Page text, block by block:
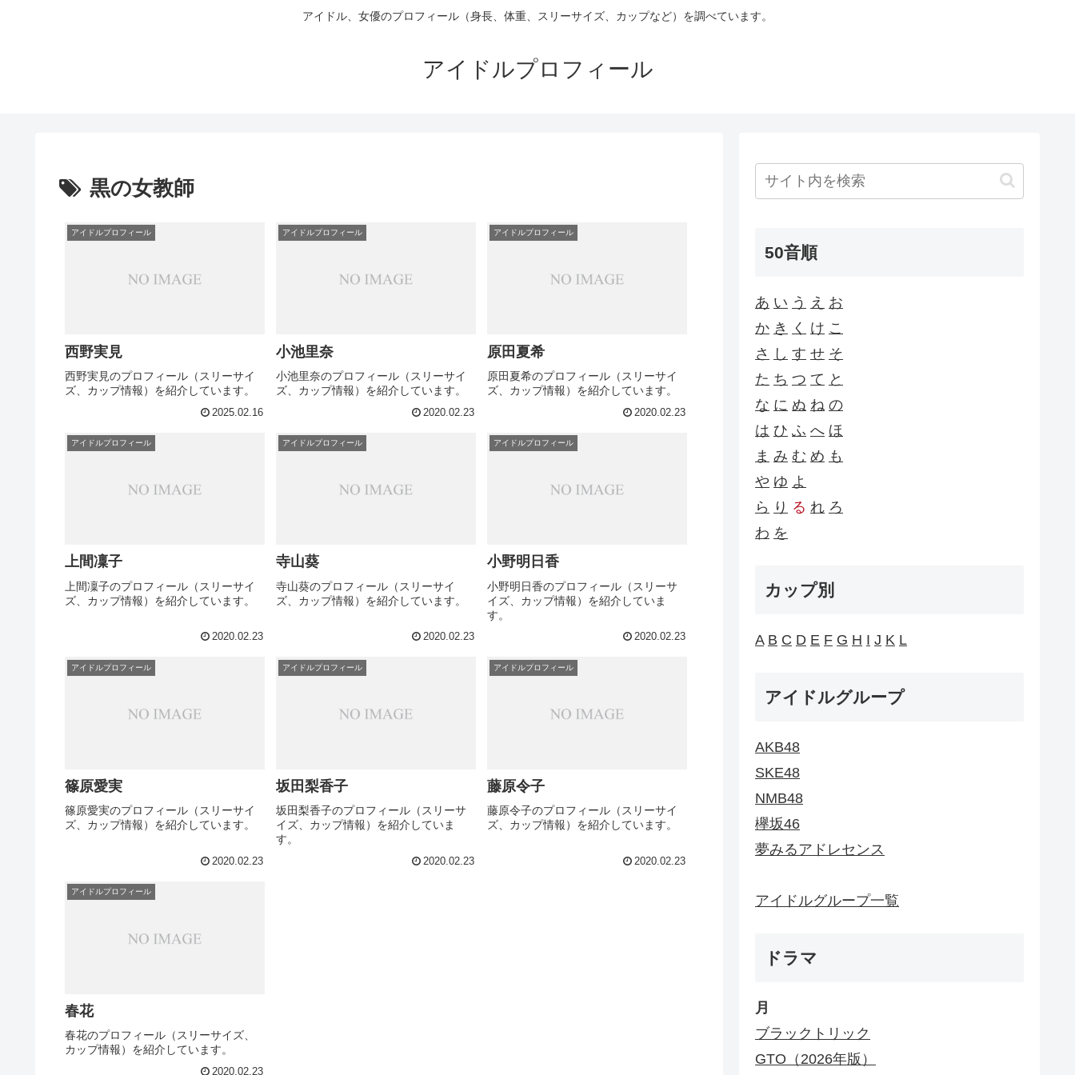
アイドル、女優のプロフィール（身長、体重、スリーサイズ、カップなど）を調べています。
アイドルプロフィール
黒の女教師
アイドルプロフィール
西野実見
西野実見のプロフィール（スリーサイ
ズ、カップ情報）を紹介しています。
2025.02.16
アイドルプロフィール
小池里奈
小池里奈のプロフィール（スリーサイ
ズ、カップ情報）を紹介しています。
2020.02.23
アイドルプロフィール
原田夏希
原田夏希のプロフィール（スリーサイ
ズ、カップ情報）を紹介しています。
2020.02.23
アイドルプロフィール
上間凜子
上間凜子のプロフィール（スリーサイ
ズ、カップ情報）を紹介しています。
2020.02.23
アイドルプロフィール
寺山葵
寺山葵のプロフィール（スリーサイ
ズ、カップ情報）を紹介しています。
2020.02.23
アイドルプロフィール
小野明日香
小野明日香のプロフィール（スリーサ
イズ、カップ情報）を紹介していま
す。
2020.02.23
アイドルプロフィール
篠原愛実
篠原愛実のプロフィール（スリーサイ
ズ、カップ情報）を紹介しています。
2020.02.23
アイドルプロフィール
坂田梨香子
坂田梨香子のプロフィール（スリーサ
イズ、カップ情報）を紹介していま
す。
2020.02.23
アイドルプロフィール
藤原令子
藤原令子のプロフィール（スリーサイ
ズ、カップ情報）を紹介しています。
2020.02.23
アイドルプロフィール
春花
春花のプロフィール（スリーサイズ、
カップ情報）を紹介しています。
2020.02.23
50音順
あ い う え お
か き く け こ
さ
し す せ そ
た ち つ て と
な に ぬ ね の
は ひ ふ へ ほ
ま み む め も
や ゆ よ
ら り る れ ろ
わ を
カップ別
A B C D E F G H I J K L
アイドルグループ
AKB48
SKE48
NMB48
欅坂46
夢みるアドレセンス
アイドルグループ一覧
ドラマ
月
ブラックトリック
GTO（2026年版）